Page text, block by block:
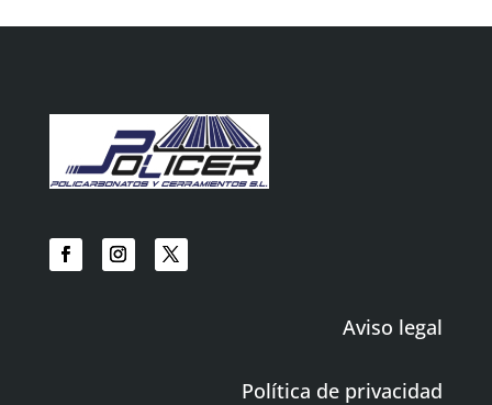
Aviso legal
Política de privacidad